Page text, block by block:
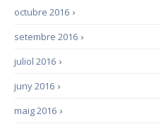
›
octubre 2016
›
setembre 2016
›
juliol 2016
›
juny 2016
›
maig 2016